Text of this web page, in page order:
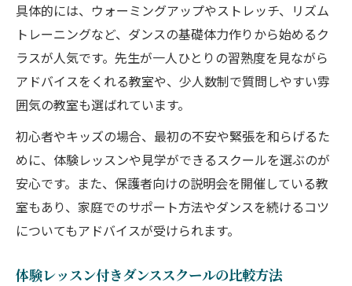
具体的には、ウォーミングアップやストレッチ、リズム
トレーニングなど、ダンスの基礎体力作りから始めるク
ラスが人気です。先生が一人ひとりの習熟度を見ながら
アドバイスをくれる教室や、少人数制で質問しやすい雰
囲気の教室も選ばれています。
初心者やキッズの場合、最初の不安や緊張を和らげるた
めに、体験レッスンや見学ができるスクールを選ぶのが
安心です。また、保護者向けの説明会を開催している教
室もあり、家庭でのサポート方法やダンスを続けるコツ
についてもアドバイスが受けられます。
体験レッスン付きダンススクールの比較方法